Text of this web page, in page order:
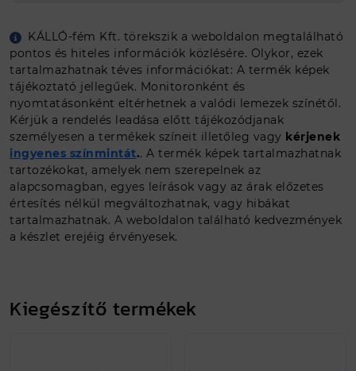
Egyedi méretet szeretnék
Ajánlat kérés
KÁLLÓ-fém Kft. törekszik a weboldalon megtalálható
pontos és hiteles információk közlésére. Olykor, ezek
tartalmazhatnak téves információkat: A termék képek
tájékoztató jellegűek. Monitoronként és
nyomtatásonként eltérhetnek a valódi lemezek színétől.
Kérjük a rendelés leadása előtt tájékozódjanak
személyesen a termékek színeit illetőleg vagy kérjenek
ingyenes színmintát.. A termék képek tartalmazhatnak
tartozékokat, amelyek nem szerepelnek az
alapcsomagban, egyes leírások vagy az árak előzetes
értesítés nélkül megváltozhatnak, vagy hibákat
tartalmazhatnak. A weboldalon található kedvezmények
a készlet erejéig érvényesek.
Kiegészítő termékek